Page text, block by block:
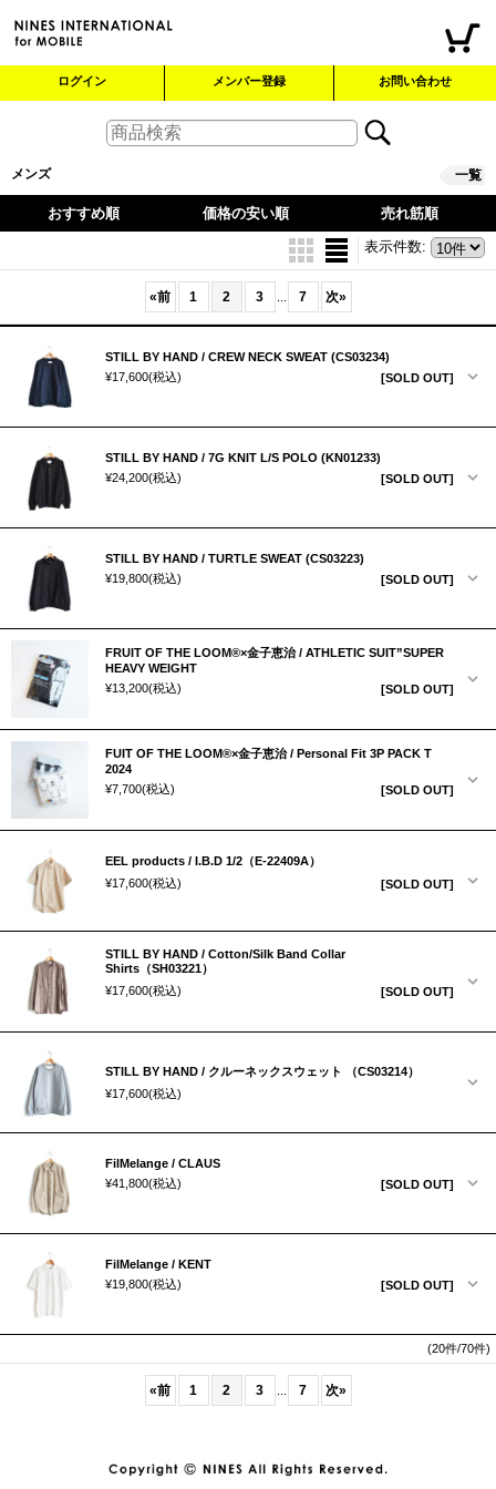
ログイン メンバー登録 お問い合わせ
メンズ 一覧
おすすめ順 価格の安い順
売れ筋順
表示件数:
«前 1 2 3 7 次»
STILL BY HAND / CREW NECK SWEAT (CS03234)
¥17,600(税込) [SOLD OUT]
STILL BY HAND / 7G KNIT L/S POLO (KN01233)
¥24,200(税込) [SOLD OUT]
STILL BY HAND / TURTLE SWEAT (CS03223)
¥19,800(税込) [SOLD OUT]
FRUIT OF THE LOOM®︎×金子恵治 / ATHLETIC SUIT”SUPER
HEAVY WEIGHT
¥13,200(税込) [SOLD OUT]
FUIT OF THE LOOM®︎×金子恵治 / Personal Fit 3P PACK T
2024
¥7,700(税込) [SOLD OUT]
EEL products / I.B.D 1/2（E-22409A）
¥17,600(税込) [SOLD OUT]
STILL BY HAND / Cotton/Silk Band Collar
Shirts（SH03221）
¥17,600(税込) [SOLD OUT]
STILL BY HAND / クルーネックスウェット （CS03214）
¥17,600(税込)
FilMelange / CLAUS
¥41,800(税込) [SOLD OUT]
FilMelange / KENT
¥19,800(税込) [SOLD OUT]
(20件/70件)
«前 1 2 3 7 次»